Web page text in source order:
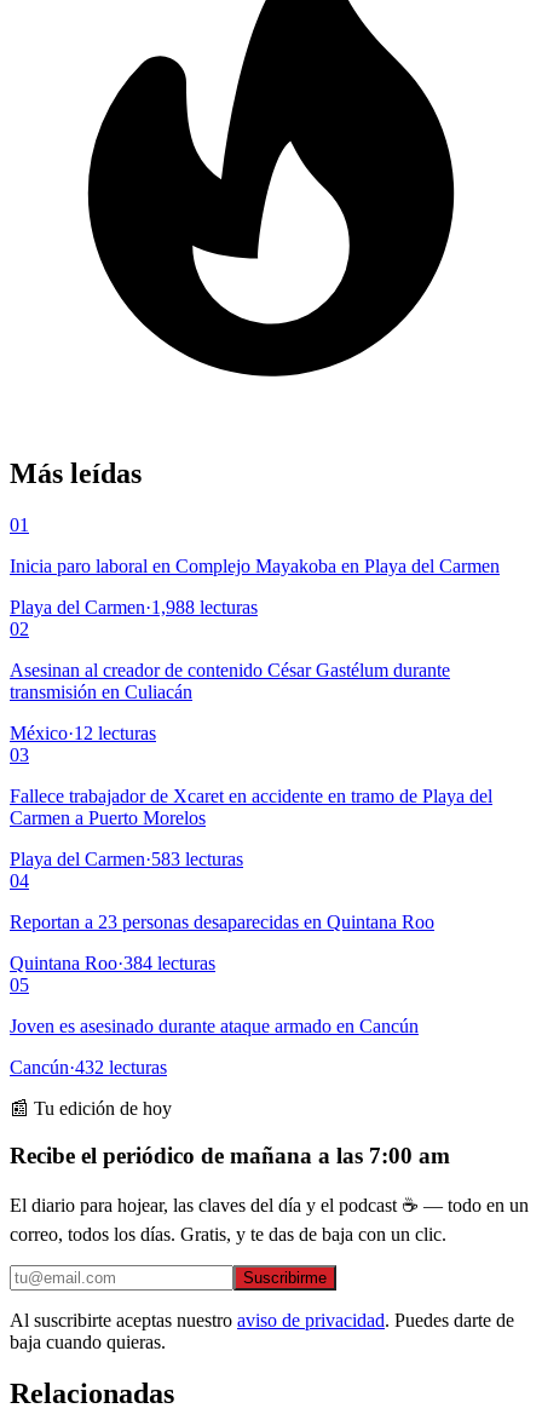
Más leídas
01
Inicia paro laboral en Complejo Mayakoba en Playa del Carmen
Playa del Carmen·1,988 lecturas
02
Asesinan al creador de contenido César Gastélum durante
transmisión en Culiacán
México·12 lecturas
03
Fallece trabajador de Xcaret en accidente en tramo de Playa del
Carmen a Puerto Morelos
Playa del Carmen·583 lecturas
04
Reportan a 23 personas desaparecidas en Quintana Roo
Quintana Roo·384 lecturas
05
Joven es asesinado durante ataque armado en Cancún
Cancún·432 lecturas
📰 Tu edición de hoy
Recibe el periódico de mañana a las 7:00 am
El diario para hojear, las claves del día y el podcast ☕ — todo en un
correo, todos los días. Gratis, y te das de baja con un clic.
Suscribirme
Al suscribirte aceptas nuestro aviso de privacidad. Puedes darte de
baja cuando quieras.
Relacionadas